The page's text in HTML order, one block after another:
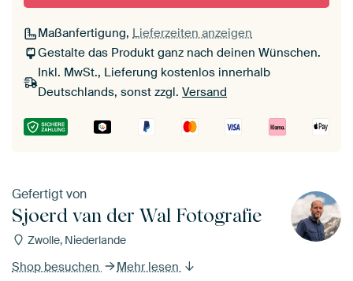
Maßanfertigung, Lieferzeiten anzeigen
Gestalte das Produkt ganz nach deinen Wünschen.
Inkl. MwSt., Lieferung kostenlos innerhalb
Deutschlands, sonst zzgl. Versand
Gefertigt von
Sjoerd van der Wal Fotografie
Zwolle, Niederlande
Shop besuchen Mehr lesen